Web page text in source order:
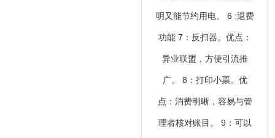
明又能节约用电。 6 :退费
功能 7：反扫器。优点：
异业联盟，方便引流推
广。 8：打印小票。优
点：消费明晰，容易与管
理者核对账目。 9：可以